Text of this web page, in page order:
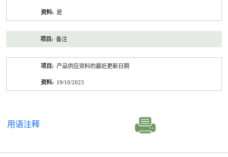
是
备注
产品供应资料的最近更新日期
19/10/2023
用语注释